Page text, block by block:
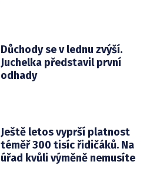
Důchody se v lednu zvýší.
Juchelka představil první
odhady
Ještě letos vyprší platnost
téměř 300 tisíc řidičáků. Na
úřad kvůli výměně nemusíte